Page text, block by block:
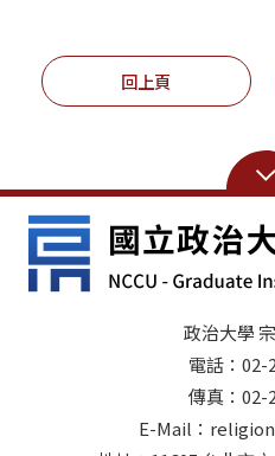
回上頁
政治大學
電話：02-
傳真：02-
E-Mail：